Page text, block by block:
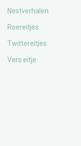
Nestverhalen
Roereitjes
Twittereitjes
Vers eitje